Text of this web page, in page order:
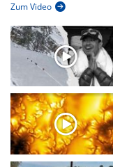
Zum Video